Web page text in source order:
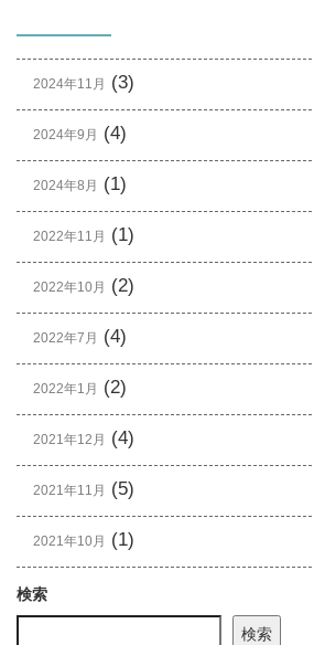
2024年11月 (3)
2024年9月 (4)
2024年8月 (1)
2022年11月 (1)
2022年10月 (2)
2022年7月 (4)
2022年1月 (2)
2021年12月 (4)
2021年11月 (5)
2021年10月 (1)
検索
検索